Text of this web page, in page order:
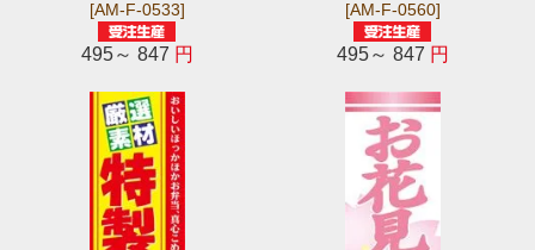
[AM-F-0533]
495～ 847 円
[AM-F-0560]
495～ 847 円